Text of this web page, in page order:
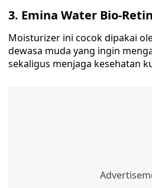
3. Emina Water Bio-
Moisturizer ini cocok dipakai
dewasa muda yang ingin
sekaligus menjaga kesehatan